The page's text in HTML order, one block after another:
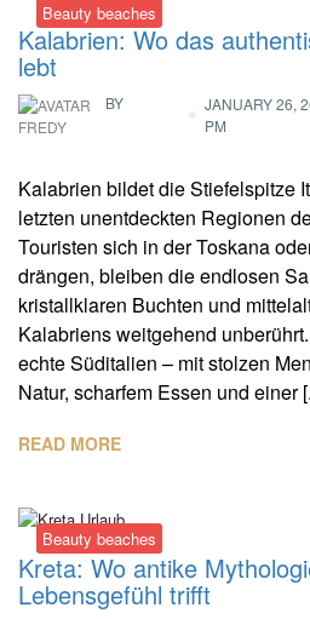
Beauty beaches
Kalabrien: Wo das
lebt
BY
FREDY
JANUARY 26,
PM
Kalabrien bildet die Stiefelspitze
letzten unentdeckten Regionen
Touristen sich in der Toskana
drängen, bleiben die endlosen
kristallklaren Buchten und
Kalabriens weitgehend
echte Süditalien – mit stolzen
Natur, scharfem Essen und einer
READ MORE
Beauty beaches
Kreta: Wo antike
Lebensgefühl trifft